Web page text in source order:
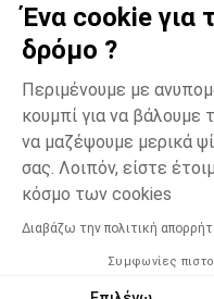
Ένα cookie για
δρόμο ?
Περιμένουμε με
κουμπί για να βάλουμε
να μαζέψουμε μερικά
σας. Λοιπόν, είστε
κόσμο των cookies
Διαβάζω την πολιτική
Συμφωνίες
Μαύρο
ΕΠΙΛΟΓΗ
H Orchestra συμμετέχει
μεσολάβησης της Γαλλικής